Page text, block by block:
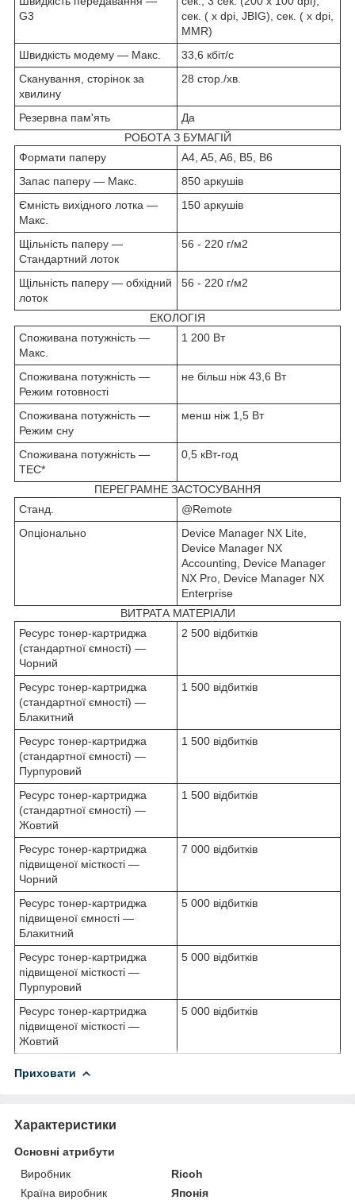
G3
сек. ( x dpi, JBIG), сек. ( x dpi,
MMR)
Швидкість модему — Макс.
33,6 кбіт/с
Сканування, сторінок за
хвилину
28 стор./хв.
Резервна пам'ять
Да
РОБОТА З БУМАГІЙ
Формати паперу
A4, A5, A6, B5, B6
Запас паперу — Макс.
850 аркушів
Ємність вихідного лотка —
Макс.
150 аркушів
Щільність паперу —
Стандартний лоток
56 - 220 г/м2
Щільність паперу — обхідний
лоток
56 - 220 г/м2
ЕКОЛОГІЯ
Споживана потужність —
Макс.
1 200 Вт
Споживана потужність —
Режим готовності
не більш ніж 43,6 Вт
Споживана потужність —
Режим сну
менш ніж 1,5 Вт
Споживана потужність —
TEC*
0,5 кВт-год
ПЕРЕГРАМНЕ ЗАСТОСУВАННЯ
Станд.
@Remote
Опціонально
Device Manager NX Lite,
Device Manager NX
Accounting, Device Manager
NX Pro, Device Manager NX
Enterprise
ВИТРАТА МАТЕРІАЛИ
Ресурс тонер-картриджа
(стандартної ємності) —
Чорний
2 500 відбитків
Ресурс тонер-картриджа
(стандартної ємності) —
Блакитний
1 500 відбитків
Ресурс тонер-картриджа
(стандартної ємності) —
Пурпуровий
1 500 відбитків
Ресурс тонер-картриджа
(стандартної ємності) —
Жовтий
1 500 відбитків
Ресурс тонер-картриджа
підвищеної місткості —
Чорний
7 000 відбитків
Ресурс тонер-картриджа
підвищеної ємності —
Блакитний
5 000 відбитків
Ресурс тонер-картриджа
підвищеної місткості —
Пурпуровий
5 000 відбитків
Ресурс тонер-картриджа
підвищеної місткості —
Жовтий
5 000 відбитків
Приховати
Характеристики
Основні атрибути
Виробник
Ricoh
Країна виробник
Японія